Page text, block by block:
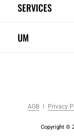
SERVICES
UM
AGB Privacy
Copyright ©